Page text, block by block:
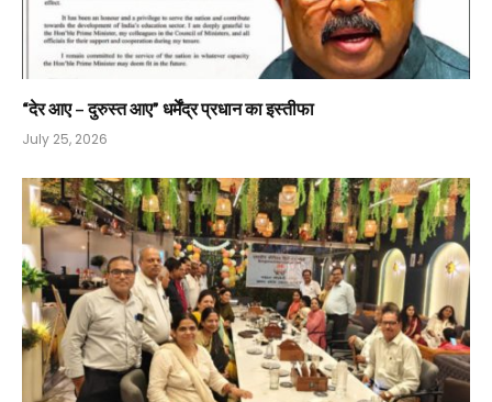
“देर आए – दुरुस्त आए” धर्मेंद्र प्रधान का इस्तीफा
July 25, 2026